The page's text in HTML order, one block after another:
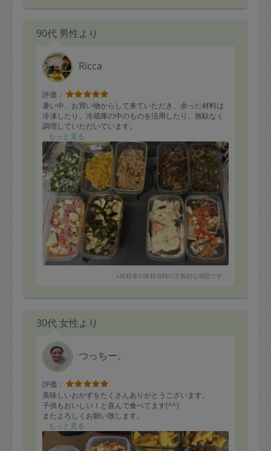
90代 男性より
Ricca
評価：
暑い中、お買い物からして来ていただき、余った材料は
冷凍したり、冷蔵庫の中のものを活用したり、無駄なく
調理していただいています。
もっと見る
※依頼者の依頼当時の主観的な感想です。
30代 女性より
つっちー。
評価：
美味しいおかずをたくさんありがとうございます。
子供もおいしい！と喜んで食べてます(^^)
またよろしくお願い致します。
もっと見る